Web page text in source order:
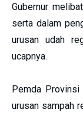
Gubernur
serta dalam
urusan udah
ucapnya.
Pemda Provinsi
urusan sampah